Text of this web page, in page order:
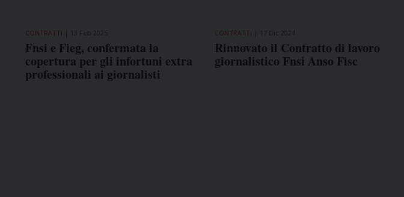
CONTRATTI
Fnsi e Fieg, confermata la
copertura per gli infortuni extra
professionali ai giornalisti
CONTRATTI
Rinnovato il Contratto di lavoro
giornalistico Fnsi Anso Fisc